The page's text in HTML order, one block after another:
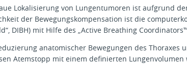
Lokalisierung von Lungentumoren ist aufgrund
der Bewegungskompensation ist die
DIBH) mit Hilfe des „Active Breathing
anatomischer Bewegungen des
Atemstopp mit einem definierten